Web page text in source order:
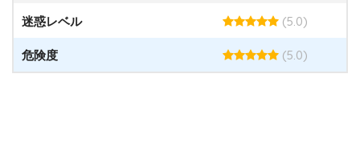
迷惑レベル (5.0)
危険度 (5.0)